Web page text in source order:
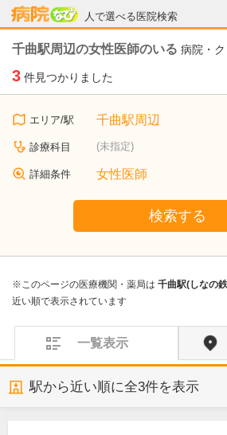
人で選べる医院検索
病院なび
千曲駅周辺の女性医師のいる 病院・
3 件見つかりました
エリア/駅 千曲駅周辺
診療科目 (未指定)
詳細条件 女性医師
検索する
※このページの医療機関・薬局は 千曲駅(しなの
近い順で表示されています
一覧表示
駅から近い順に全3件を表示